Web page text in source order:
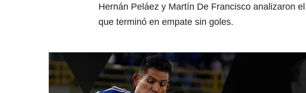
Hernán Peláez y Martín De Francisco analizaron
que terminó en empate sin goles.